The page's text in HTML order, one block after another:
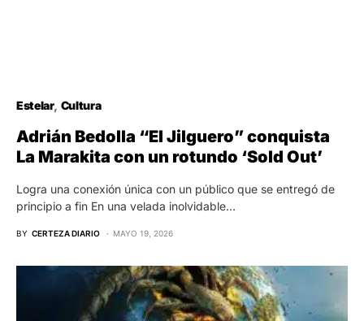
Estelar Cultura
Adrián Bedolla “El Jilguero” conquista
La Marakita con un rotundo ‘Sold Out’
Logra una conexión única con un público que se entregó de
principio a fin En una velada inolvidable…
BY CERTEZA DIARIO MAYO 19, 2026